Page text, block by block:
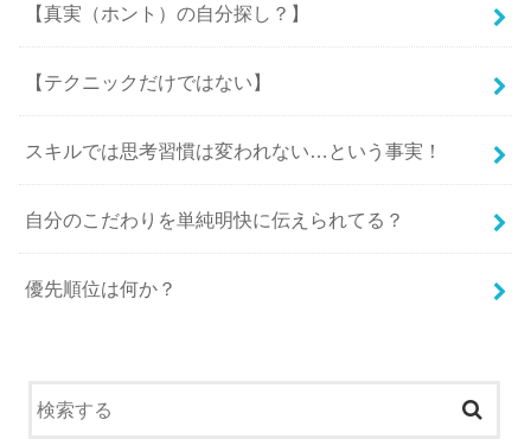
【真実（ホント）の自分探し？】
【テクニックだけではない】
スキルでは思考習慣は変われない…という事実！
自分のこだわりを単純明快に伝えられてる？
優先順位は何か？